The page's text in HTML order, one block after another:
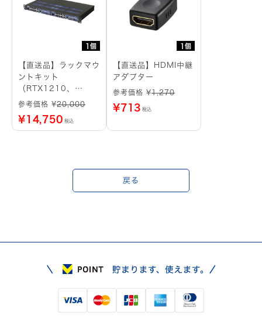
1個
【直送品】ラックマウ
ントキット
（RTX1210、
RTX1220用）
参考価格 ¥20,000
¥14,750 税込
1個
【直送品】HDMI中継
アダプター
参考価格 ¥1,270
¥713 税込
戻る